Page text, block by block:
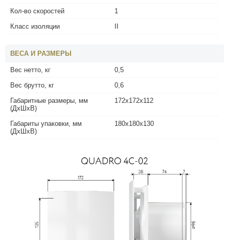
Кол-во скоростей
1
Класс изоляции
II
ВЕСА И РАЗМЕРЫ
Вес нетто, кг
0,5
Вес брутто, кг
0,6
Габаритные размеры, мм
(ДхШхВ)
172х172х112
Габариты упаковки, мм
(ДхШхВ)
180х180х130